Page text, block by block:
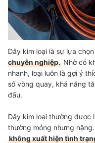
Dây kim loại là sự lựa
chuyên nghiệp. Nhờ có
nhanh, loại luôn là gợi ý
số vòng quay, khả năng
đấu.
Dây kim loại thường được
thường mỏng nhưng
không xuất hiện tình